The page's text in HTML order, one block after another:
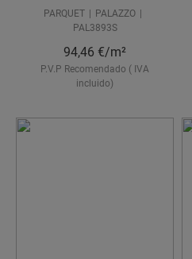
PARQUET
PALAZZO
PAL3893S
94,46 €/m²
P.V.P Recomendado ( IVA
incluido)